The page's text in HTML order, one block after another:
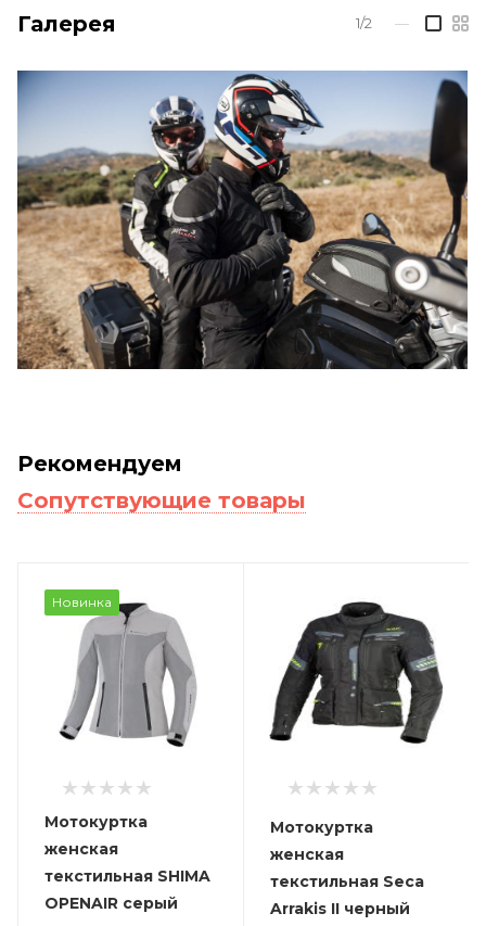
Галерея 1/2 —
Рекомендуем
Сопутствующие товары
Новинка
Мотокуртка
женская
текстильная SHIMA
OPENAIR серый
Мотокуртка
женская
текстильная Seca
Arrakis II черный